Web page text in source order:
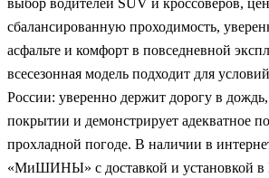
сбалансированную проходимость,
асфальте и комфорт в повседневной
всесезонная модель подходит для
России: уверенно держит дорогу в
покрытии и демонстрирует адекватное
прохладной погоде. В наличии в
«МиШИНЫ» с доставкой и установкой в